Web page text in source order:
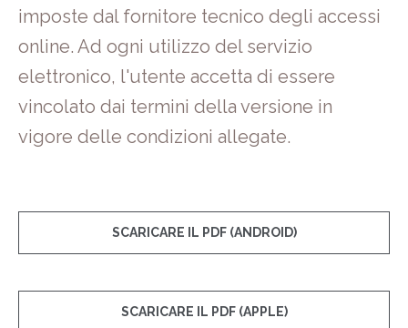
imposte dal fornitore tecnico degli accessi
online. Ad ogni utilizzo del servizio
elettronico, l'utente accetta di essere
vincolato dai termini della versione in
vigore delle condizioni allegate.
SCARICARE IL PDF (ANDROID)
SCARICARE IL PDF (APPLE)